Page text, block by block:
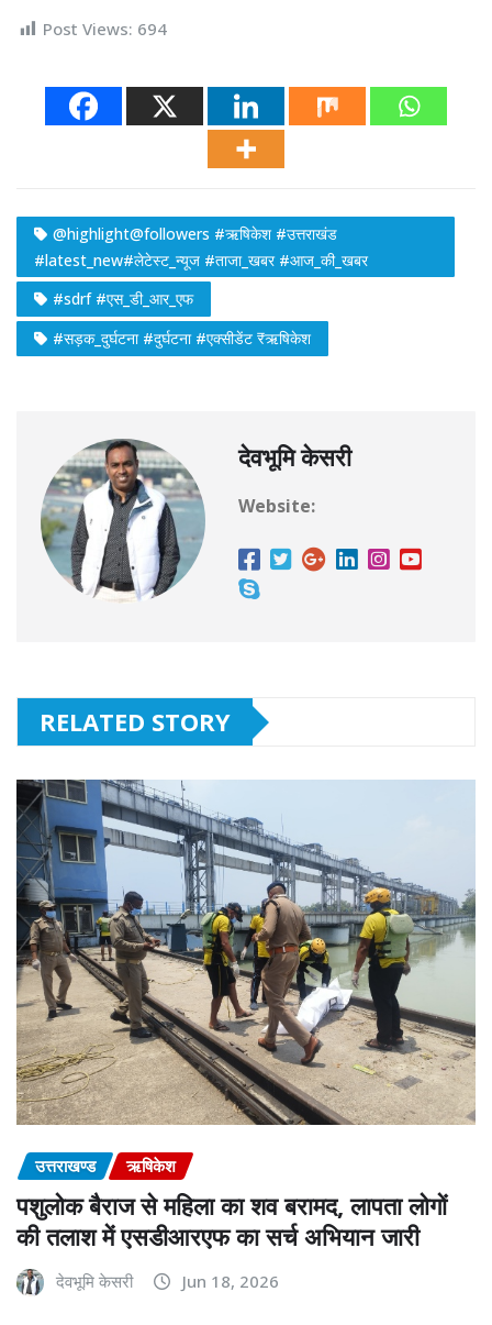
Post Views: 694
@highlight@followers #ऋषिकेश #उत्तराखंड
#latest_new#लेटेस्ट_न्यूज #ताजा_खबर #आज_की_खबर
#sdrf #एस_डी_आर_एफ
#सड़क_दुर्घटना #दुर्घटना #एक्सीडेंट ₹ऋषिकेश
देवभूमि केसरी
Website:
RELATED STORY
उत्तराखण्ड ऋषिकेश
पशुलोक बैराज से महिला का शव बरामद, लापता लोगों
की तलाश में एसडीआरएफ का सर्च अभियान जारी
देवभूमि केसरी Jun 18, 2026